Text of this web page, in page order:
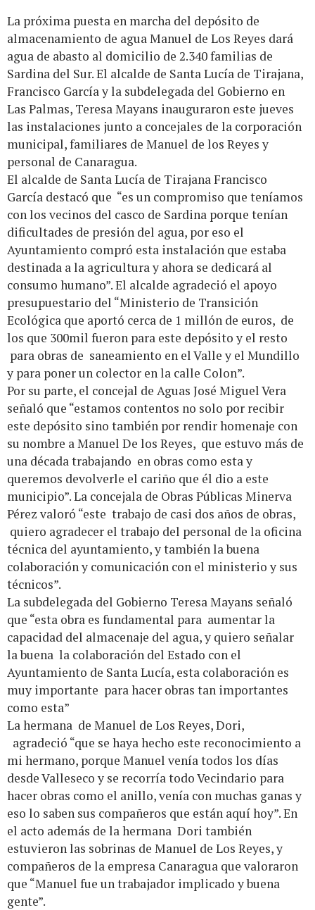
La próxima puesta en marcha del depósito de
almacenamiento de agua Manuel de Los Reyes dará
agua de abasto al domicilio de 2.340 familias de
Sardina del Sur. El alcalde de Santa Lucía de Tirajana,
Francisco García y la subdelegada del Gobierno en
Las Palmas, Teresa Mayans inauguraron este jueves
las instalaciones junto a concejales de la corporación
municipal, familiares de Manuel de los Reyes y
personal de Canaragua.
El alcalde de Santa Lucía de Tirajana Francisco
García destacó que “es un compromiso que teníamos
con los vecinos del casco de Sardina porque tenían
dificultades de presión del agua, por eso el
Ayuntamiento compró esta instalación que estaba
destinada a la agricultura y ahora se dedicará al
consumo humano”. El alcalde agradeció el apoyo
presupuestario del “Ministerio de Transición
Ecológica que aportó cerca de 1 millón de euros, de
los que 300mil fueron para este depósito y el resto
para obras de saneamiento en el Valle y el Mundillo
y para poner un colector en la calle Colon”.
Por su parte, el concejal de Aguas José Miguel Vera
señaló que “estamos contentos no solo por recibir
este depósito sino también por rendir homenaje con
su nombre a Manuel De los Reyes, que estuvo más de
una década trabajando en obras como esta y
queremos devolverle el cariño que él dio a este
municipio”. La concejala de Obras Públicas Minerva
Pérez valoró “este trabajo de casi dos años de obras,
quiero agradecer el trabajo del personal de la oficina
técnica del ayuntamiento, y también la buena
colaboración y comunicación con el ministerio y sus
técnicos”.
La subdelegada del Gobierno Teresa Mayans señaló
que “esta obra es fundamental para aumentar la
capacidad del almacenaje del agua, y quiero señalar
la buena la colaboración del Estado con el
Ayuntamiento de Santa Lucía, esta colaboración es
muy importante para hacer obras tan importantes
como esta”
La hermana de Manuel de Los Reyes, Dori,
agradeció “que se haya hecho este reconocimiento a
mi hermano, porque Manuel venía todos los días
desde Valleseco y se recorría todo Vecindario para
hacer obras como el anillo, venía con muchas ganas y
eso lo saben sus compañeros que están aquí hoy”. En
el acto además de la hermana Dori también
estuvieron las sobrinas de Manuel de Los Reyes, y
compañeros de la empresa Canaragua que valoraron
que “Manuel fue un trabajador implicado y buena
gente”.